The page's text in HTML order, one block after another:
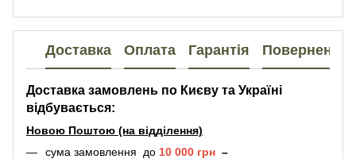
Доставка Оплата Гарантія Повернення
Доставка замовлень по Києву та Україні
відбувається:
Новою Поштою (на відділення)
сума замовлення до 10 000 грн –